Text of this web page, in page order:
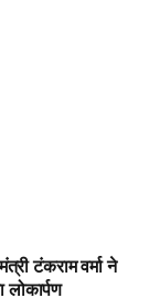
टंकराम वर्मा ने